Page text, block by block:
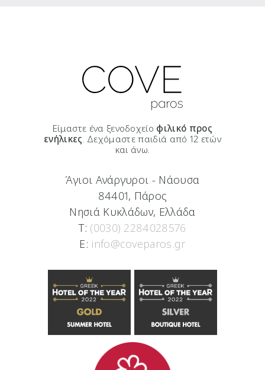
Είμαστε ένα ξενοδοχείο φιλικό προς
ενήλικες. Δεχόμαστε παιδιά από 12 ετών
και άνω.
Άγιοι Ανάργυροι - Νάουσα
84401, Πάρος
Νησιά Κυκλάδων, Ελλάδα
T: (0030) 2284028576
E: info@coveparos.gr